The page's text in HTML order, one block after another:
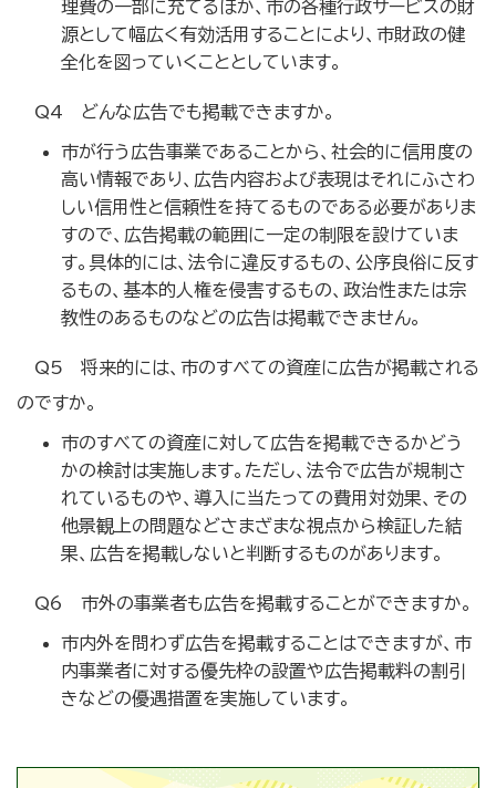
理費の一部に充てるほか、市の各種行政サービスの財
源として幅広く有効活用することにより、市財政の健
全化を図っていくこととしています。
Q4 どんな広告でも掲載できますか。
市が行う広告事業であることから、社会的に信用度の
高い情報であり、広告内容および表現はそれにふさわ
しい信用性と信頼性を持てるものである必要がありま
すので、広告掲載の範囲に一定の制限を設けていま
す。具体的には、法令に違反するもの、公序良俗に反す
るもの、基本的人権を侵害するもの、政治性または宗
教性のあるものなどの広告は掲載できません。
Q5 将来的には、市のすべての資産に広告が掲載される
のですか。
市のすべての資産に対して広告を掲載できるかどう
かの検討は実施します。ただし、法令で広告が規制さ
れているものや、導入に当たっての費用対効果、その
他景観上の問題などさまざまな視点から検証した結
果、広告を掲載しないと判断するものがあります。
Q6 市外の事業者も広告を掲載することができますか。
市内外を問わず広告を掲載することはできますが、市
内事業者に対する優先枠の設置や広告掲載料の割引
きなどの優遇措置を実施しています。